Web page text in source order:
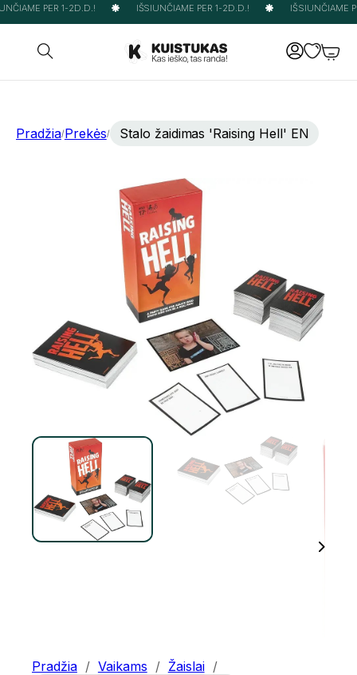
PER 1-2D.D.! IŠSIUNČIAME PER 1-2D.D.! IŠSIUNČIAME
Pradžia/Prekės/ Stalo žaidimas 'Raising Hell' EN
Pradžia / Vaikams / Žaislai /